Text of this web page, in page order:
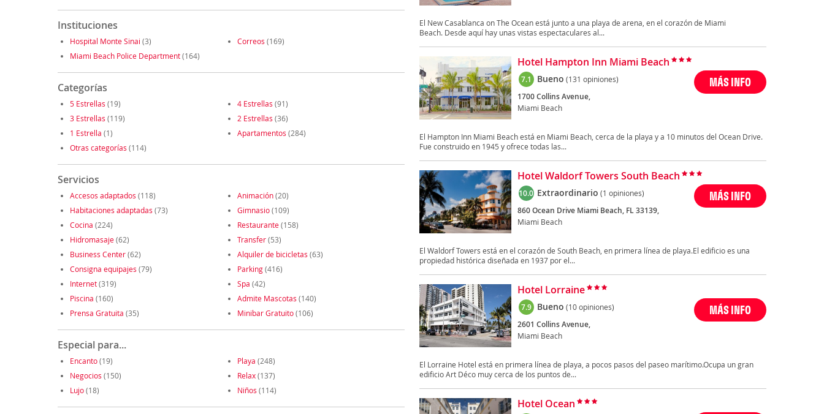
Instituciones
Hospital Monte Sinai (3) Correos (169)
Miami Beach Police Department(164)
Categorías
5 Estrellas (19) 4 Estrellas (91)
3 Estrellas (119) 2 Estrellas (36)
1 Estrella (1) Apartamentos (284)
Otras categorías (114)
Servicios
Accesos adaptados (118) Animación(20)
Habitaciones adaptadas (73) Gimnasio(109)
Cocina (224) Restaurante(158)
Hidromasaje(62) Transfer(53)
Business Center(62) Alquiler de bicicletas (63)
Consigna equipajes (79) Parking(416)
Internet(319) Spa (42)
Piscina (160) Admite Mascotas (140)
Prensa Gratuita (35) Minibar Gratuito(106)
Especial para...
Encanto(19) Playa (248)
Negocios (150) Relax(137)
Lujo(18) Niños (114)
El New Casablanca on The Ocean está junto a una playa de arena, en el corazón de Miami
Beach. Desde aquí hay unas vistas espectaculares al...
Hotel Hampton Inn Miami Beach
7.1 Bueno (131 opiniones)
1700 Collins Avenue,
Miami Beach
MÁS INFO
El Hampton Inn Miami Beach está en Miami Beach, cerca de la playa y a 10 minutos del Ocean Drive.
Fue construido en 1945 y ofrece todas las...
Hotel Waldorf Towers South Beach
10.0 Extraordinario (1 opiniones)
860 Ocean Drive Miami Beach, FL 33139,
Miami Beach
MÁS INFO
El Waldorf Towers está en el corazón de South Beach, en primera línea de playa.El edificio es una
propiedad histórica diseñada en 1937 por el...
Hotel Lorraine
7.9 Bueno (10 opiniones)
2601 Collins Avenue,
Miami Beach
MÁS INFO
El Lorraine Hotel está en primera línea de playa, a pocos pasos del paseo marítimo.Ocupa un gran
edificio Art Déco muy cerca de los puntos de...
Hotel Ocean